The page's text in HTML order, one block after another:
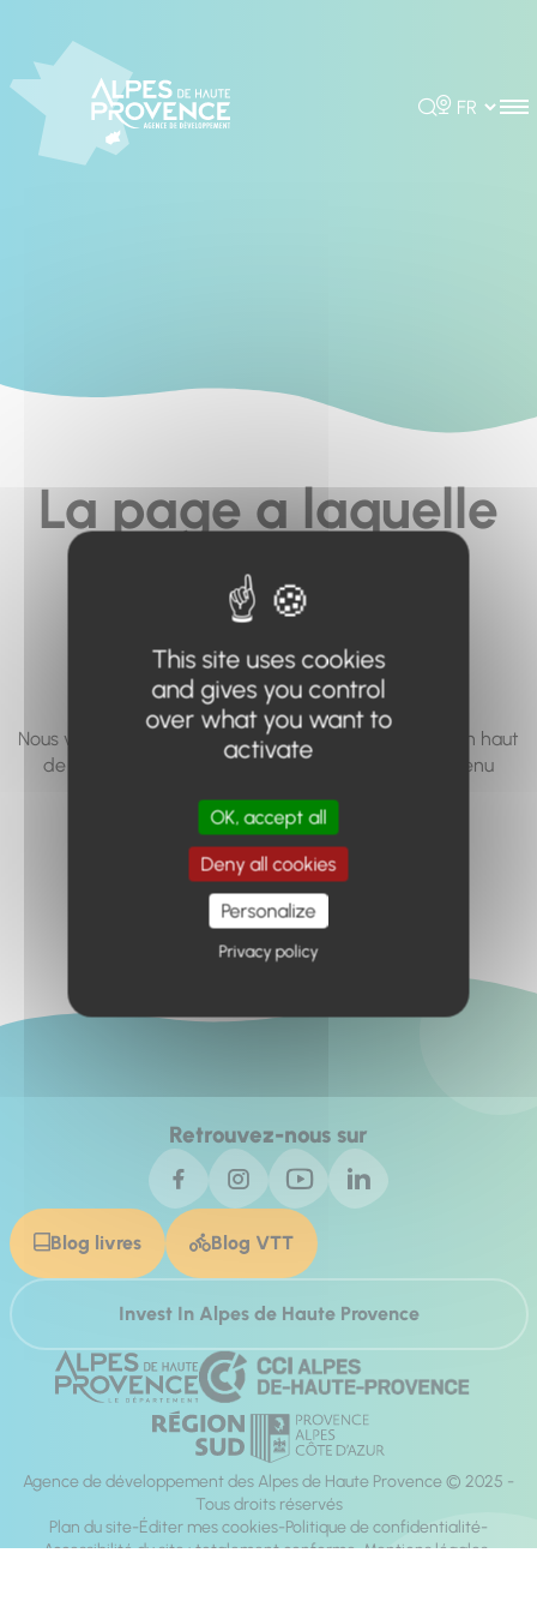
Rechercher
Choisir la
La page a laquelle
vous cherchez à
accéder n'existe
pas... ou plus.
Nous vous invitons à utiliser le moteur de recherche en haut
de page, ou à utiliser le menu pour trouver le contenu
Retour à l'accueil
Retrouvez-nous sur
Blog livres Blog VTT
Invest In Alpes de Haute Provence
Agence de développement des Alpes de Haute Provence © 2025 -
Tous droits réservés
Plan du site Éditer mes cookies Politique de confidentialité
Accessibilité du site : totalement conforme Mentions légales
This site uses cookies
and gives you control
over what you want to
activate
OK, accept all
Deny all cookies
Personalize
Privacy policy